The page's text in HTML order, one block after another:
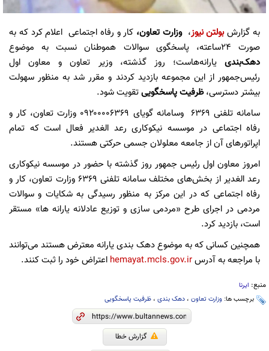
به گزارشبولتن نیوز، ‏وزارت تعاون، کار و رفاه اجتماعی اعلام کرد که به
صورت ۲۴ساعته، پاسخگوی سوالات هموطنان نسبت به موضوع
دهک‌بندی
یارانه‌هاست؛ روز گذشته، ‎وزیر تعاون و معاون اول
رئیس‌جمهور از این مجموعه بازدید کردند و مقرر شد به منظور سهولت
بیشتر دسترسی،ظرفیت پاسخگوییتقویت شود.
سامانه تلفنی ۶۳۶۹ وسامانه گویای ۰۹۲۰۰۰۰۶۳۶۹ وزارت تعاون، کار و
رفاه اجتماعی در موسسه نیکوکاری رعد الغدیر فعال است که تمام
اپراتورهای آن از جامعه معلولان جسمی ‌حرکتی هستند.
امروز معاون اول رئیس جمهور روز گذشته با حضور در موسسه نیکوکاری
رعد الغدیر از بخش‌های مختلف سامانه تلفنی ۶۳۶۹ وزارت تعاون، کار و
رفاه اجتماعی که در این مرکز به منظور رسیدگی به شکایات و سوالات
مردمی در اجرای طرح «مردمی سازی و توزیع عادلانه یارانه ها» مستقر
است، بازدید کرد.
همچنین کسانی که به موضوع دهک بندی یارانه معترض هستند می‌توانند
با مراجعه به آدرسhemayat.mcls.gov.ir اعتراض خود را ثبت کنند.
منبع: ایرنا
برچسب ها: وزارت تعاون ، دهک بندی ، ظرفیت پاسخگویی
گزارش خطا